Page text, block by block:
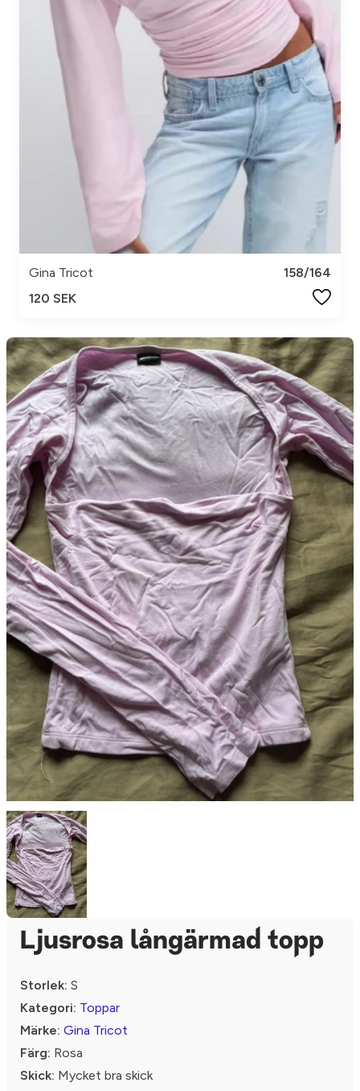
Gina Tricot
158/164
120 SEK
Ljusrosa långärmad topp
Storlek: S
Kategori: Toppar
Märke: Gina Tricot
Färg: Rosa
Skick: Mycket bra skick